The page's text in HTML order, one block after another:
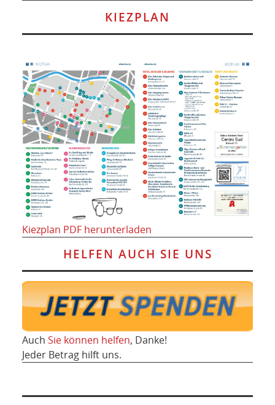
KIEZPLAN
Kiezplan PDF herunterladen
HELFEN AUCH SIE UNS
Auch Sie können helfen, Danke!
Jeder Betrag hilft uns.